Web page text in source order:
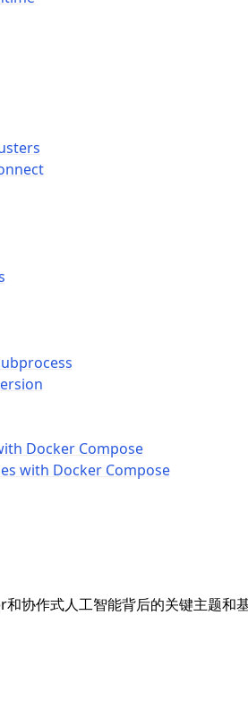
Docker Compose
with Docker Compose
协作式人工智能背后的关键主题和基